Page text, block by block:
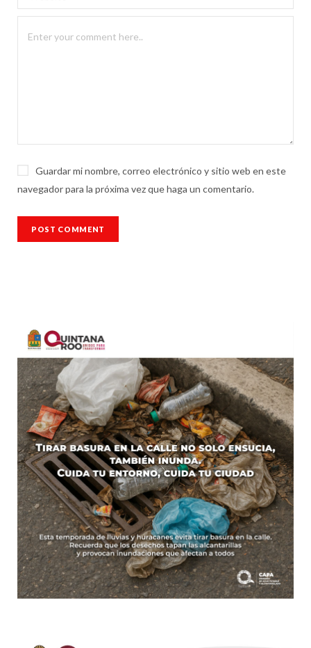
Guardar mi nombre, correo electrónico y sitio web en este
navegador para la próxima vez que haga un comentario.